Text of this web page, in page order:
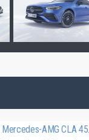
Mercedes-AMG CLA